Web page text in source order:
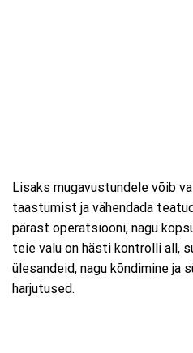
Lisaks mugavustundele võib
taastumist ja vähendada
pärast operatsiooni, nagu
teie valu on hästi kontrolli all,
ülesandeid, nagu kõndimine ja
harjutused.